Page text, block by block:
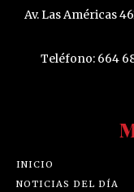
Av. Las Américas
Teléfono: 664
INICIO
NOTICIAS DEL DÍA